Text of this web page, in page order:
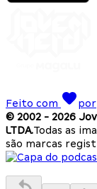
Feito com
por
© 2002 - 2026
LTDA.Todas as
são marcas